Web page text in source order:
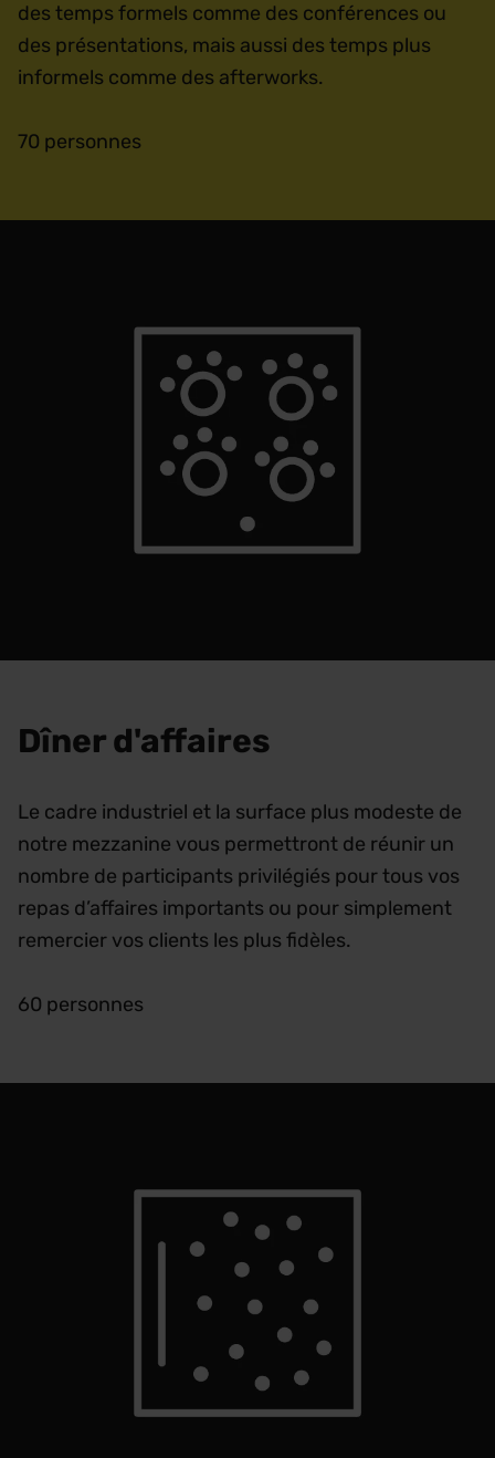
des temps formels comme des conférences ou
des présentations, mais aussi des temps plus
informels comme des afterworks.
70 personnes
Dîner d'affaires
Le cadre industriel et la surface plus modeste de
notre mezzanine vous permettront de réunir un
nombre de participants privilégiés pour tous vos
repas d’affaires importants ou pour simplement
remercier vos clients les plus fidèles.
60 personnes